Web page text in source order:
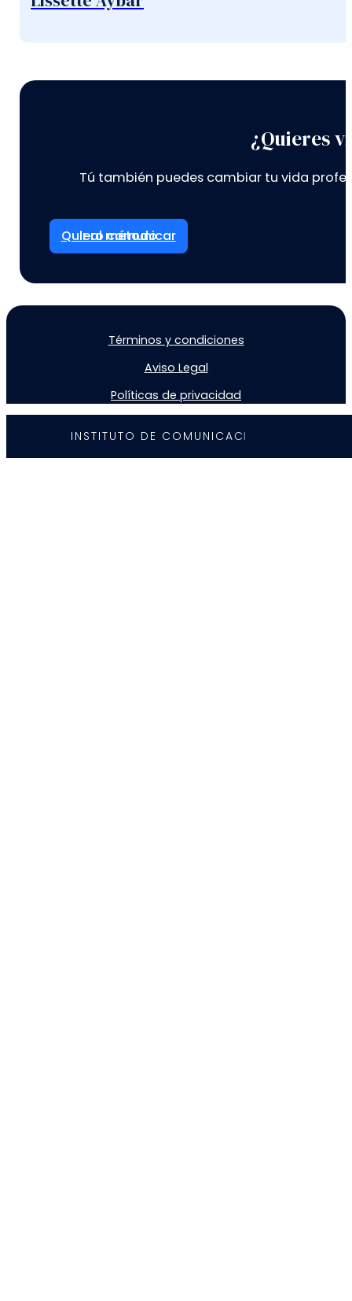
¿Quieres
Tú también puedes cambiar tu vida
Ir al método
Términos y condiciones
Aviso Legal
Políticas de privacidad
I N STITUTO D E C O M U N I CACI